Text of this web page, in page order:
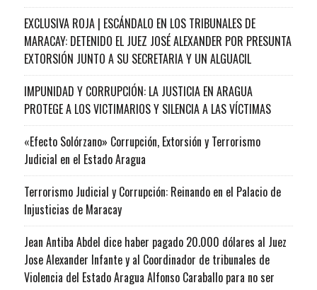
EXCLUSIVA ROJA | ESCÁNDALO EN LOS TRIBUNALES DE
MARACAY: DETENIDO EL JUEZ JOSÉ ALEXANDER POR PRESUNTA
EXTORSIÓN JUNTO A SU SECRETARIA Y UN ALGUACIL
IMPUNIDAD Y CORRUPCIÓN: LA JUSTICIA EN ARAGUA
PROTEGE A LOS VICTIMARIOS Y SILENCIA A LAS VÍCTIMAS
«Efecto Solórzano» Corrupción, Extorsión y Terrorismo
Judicial en el Estado Aragua
Terrorismo Judicial y Corrupción: Reinando en el Palacio de
Injusticias de Maracay
Jean Antiba Abdel dice haber pagado 20.000 dólares al Juez
Jose Alexander Infante y al Coordinador de tribunales de
Violencia del Estado Aragua Alfonso Caraballo para no ser